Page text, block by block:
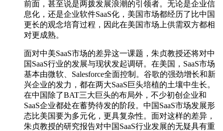
前面，甚至说是两拨发展浪潮的引领者。无论是企业信
息化，还是企业软件SaaS化，美国市场都经历了比中国
更长的观念培育过程，因此在美国市场上供需双方都相
对更成熟。
面对中美SaaS市场的差异这一课题，朱贞教授还将对中
国SaaS行业的发展与现状发起调研。在美国，SaaS市场
基本由微软、Salesforce全面控制。谷歌的强劲增长和新
兴企业的发力，都在两大SaaS巨头培植的土壤中生长。
在中国除了BAT三大巨头的布局外，不少初创企业和
SaaS企业都处在蓄势待发的阶段。中国SaaS市场发展形
态比美国要为多元化，更具复杂性。面对这样的差异，
朱贞教授的研究报告对中国SaaS行业发展的无疑具有重